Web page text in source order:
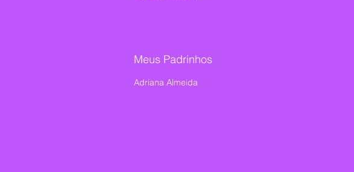
Meus Padrinhos
Adriana Almeida